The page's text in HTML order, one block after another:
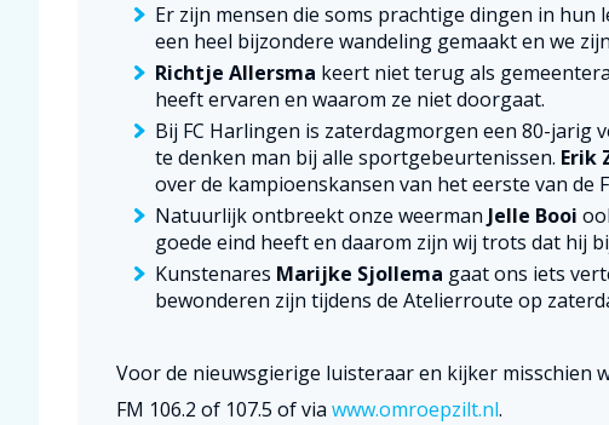
Er zijn mensen die soms prachtige dingen in hun
een heel bijzondere wandeling gemaakt en we
Richtje Allersma keert niet terug als
heeft ervaren en waarom ze niet doorgaat.
Bij FC Harlingen is zaterdagmorgen een 80-jarig
te denken man bij alle sportgebeurtenissen. Erik
over de kampioenskansen van het eerste van de
Natuurlijk ontbreekt onze weerman Jelle Booi
goede eind heeft en daarom zijn wij trots dat hij
Kunstenares Marijke Sjollema gaat ons iets
bewonderen zijn tijdens de Atelierroute op
Voor de nieuwsgierige luisteraar en kijker misschien
FM 106.2 of 107.5 of via www.omroepzilt.nl.